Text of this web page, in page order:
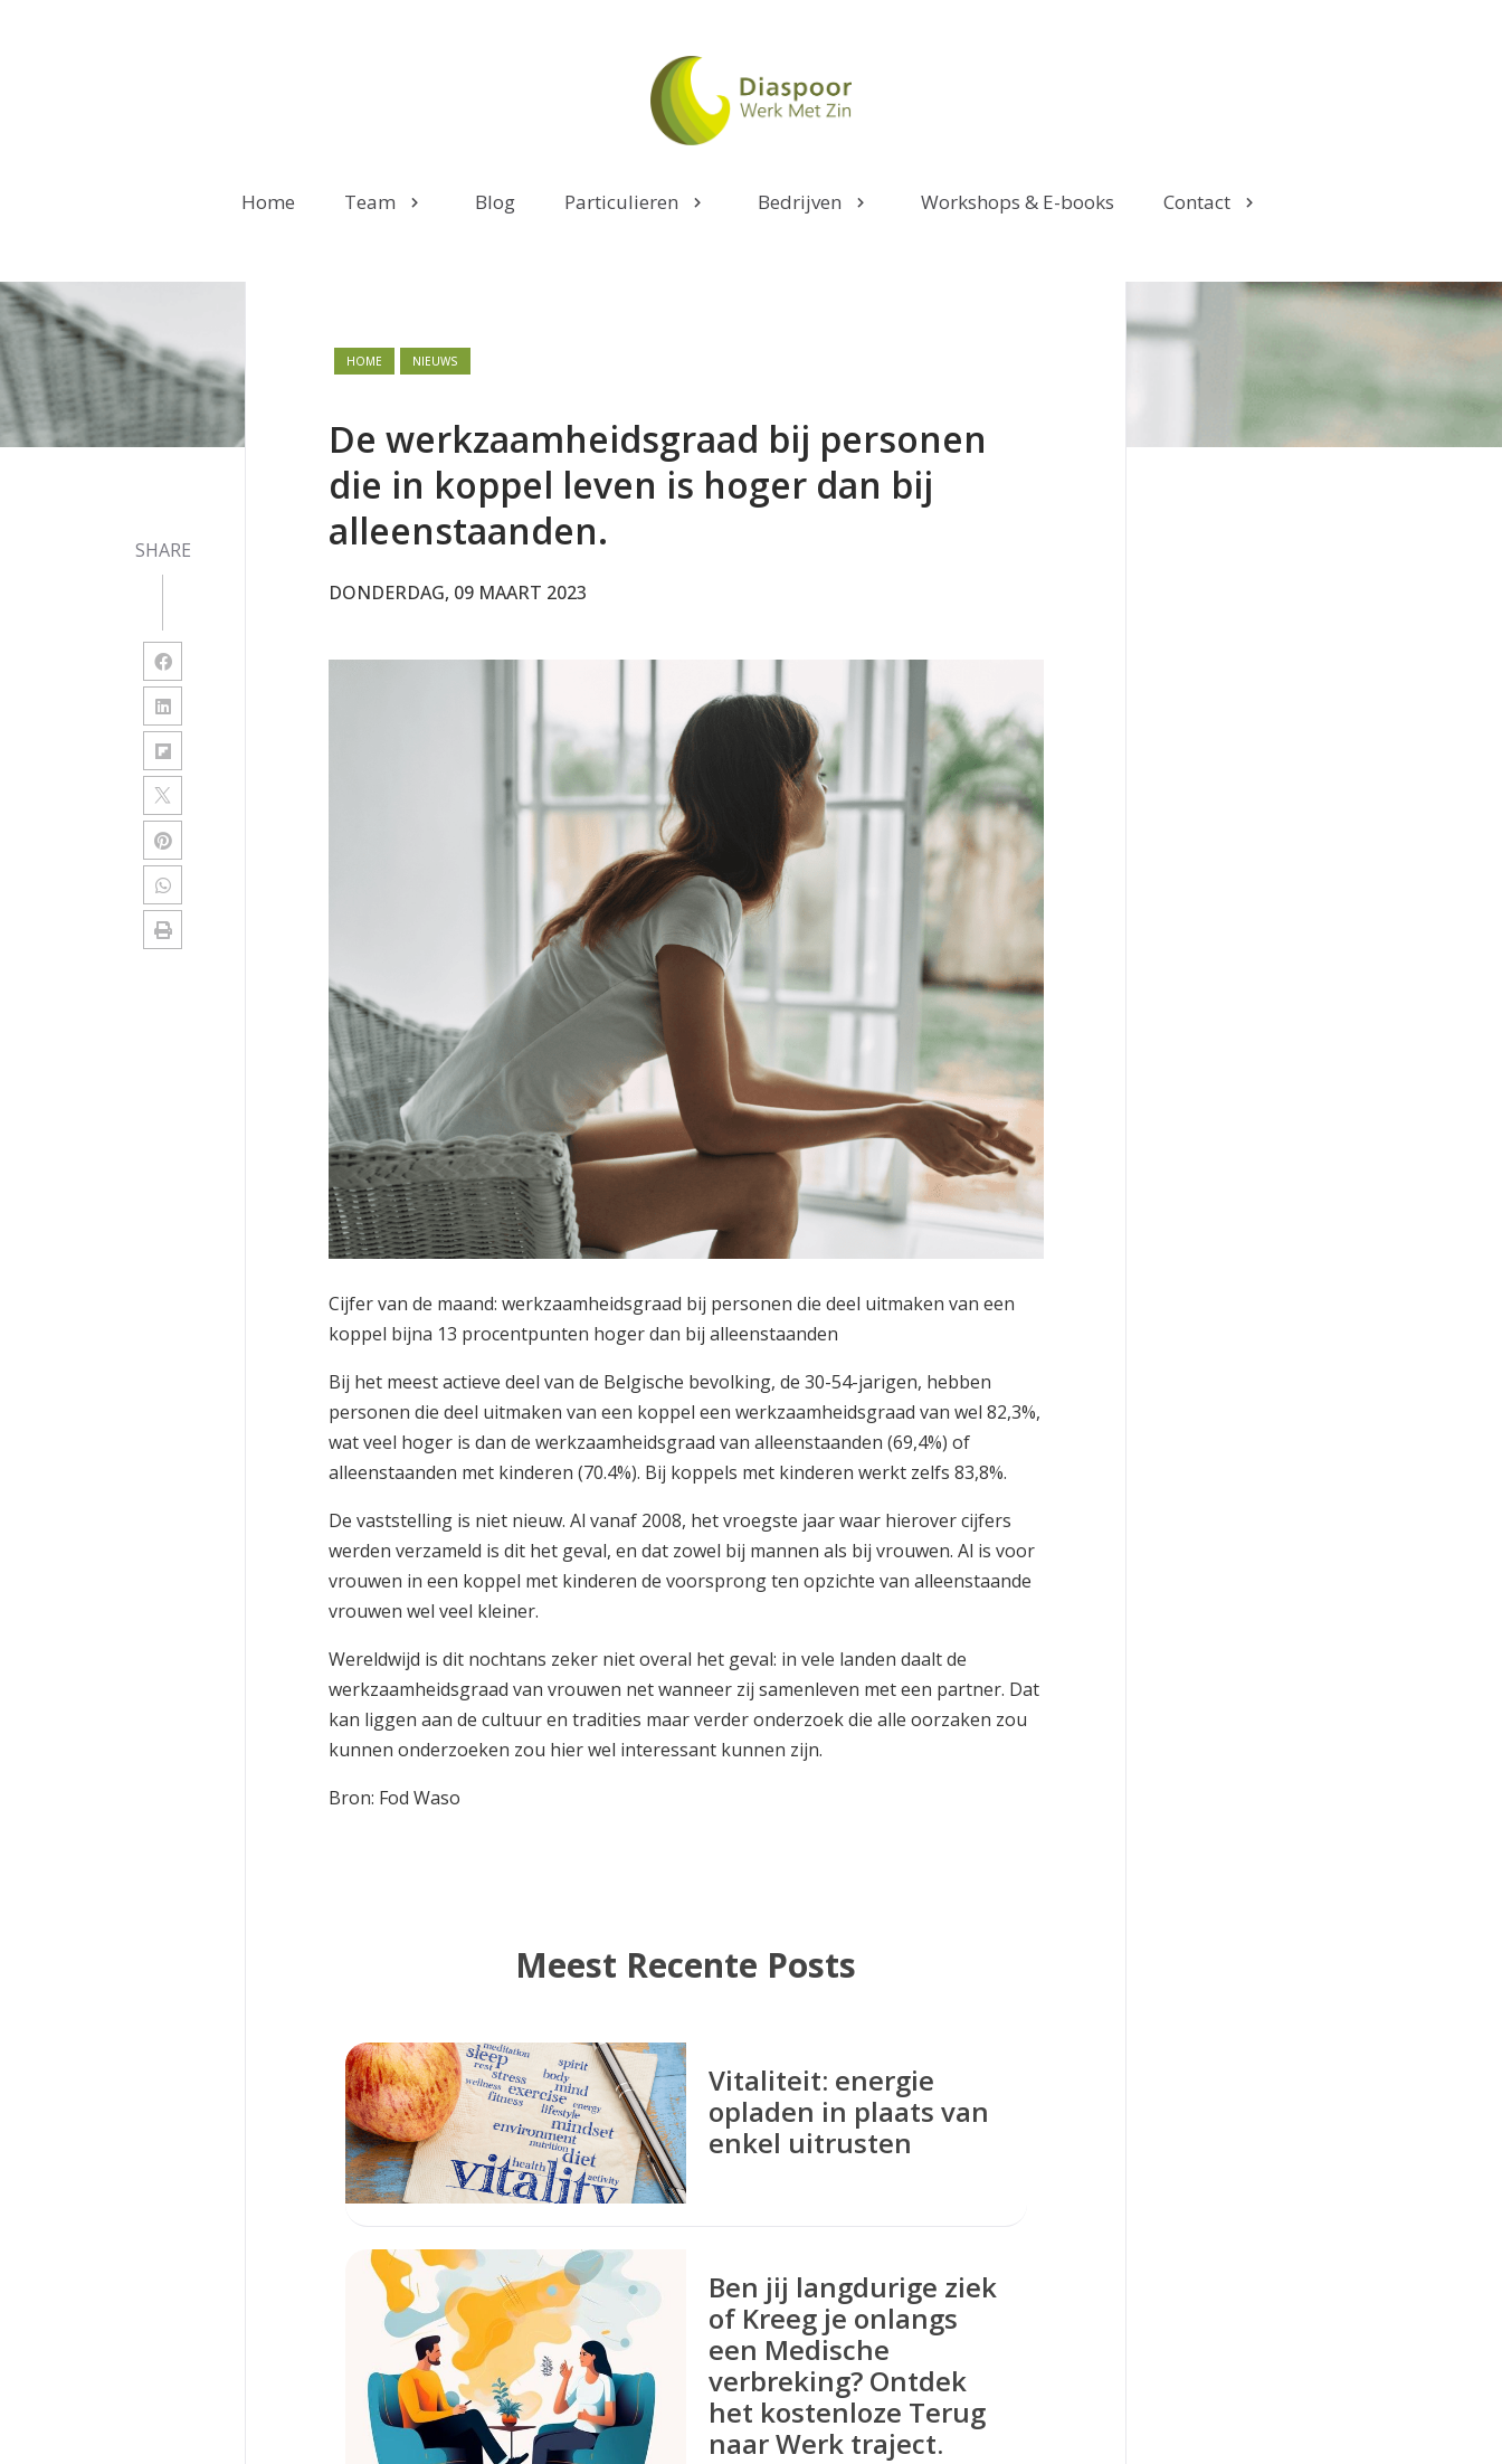
Home Team Blog Particulieren Bedrijven Workshops & E-books Contact
SHARE
HOME NIEUWS
De werkzaamheidsgraad bij personen
die in koppel leven is hoger dan bij
alleenstaanden.
DONDERDAG, 09 MAART 2023
Cijfer van de maand: werkzaamheidsgraad bij personen die deel uitmaken van een
koppel bijna 13 procentpunten hoger dan bij alleenstaanden
Bij het meest actieve deel van de Belgische bevolking, de 30-54-jarigen, hebben
personen die deel uitmaken van een koppel een werkzaamheidsgraad van wel 82,3%,
wat veel hoger is dan de werkzaamheidsgraad van alleenstaanden (69,4%) of
alleenstaanden met kinderen (70.4%). Bij koppels met kinderen werkt zelfs 83,8%.
De vaststelling is niet nieuw. Al vanaf 2008, het vroegste jaar waar hierover cijfers
werden verzameld is dit het geval, en dat zowel bij mannen als bij vrouwen. Al is voor
vrouwen in een koppel met kinderen de voorsprong ten opzichte van alleenstaande
vrouwen wel veel kleiner.
Wereldwijd is dit nochtans zeker niet overal het geval: in vele landen daalt de
werkzaamheidsgraad van vrouwen net wanneer zij samenleven met een partner. Dat
kan liggen aan de cultuur en tradities maar verder onderzoek die alle oorzaken zou
kunnen onderzoeken zou hier wel interessant kunnen zijn.
Bron: Fod Waso
Meest Recente Posts
Vitaliteit: energie
opladen in plaats van
enkel uitrusten
Ben jij langdurige ziek
of Kreeg je onlangs
een Medische
verbreking? Ontdek
het kostenloze Terug
naar Werk traject.